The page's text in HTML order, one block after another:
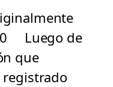
Luego de
que